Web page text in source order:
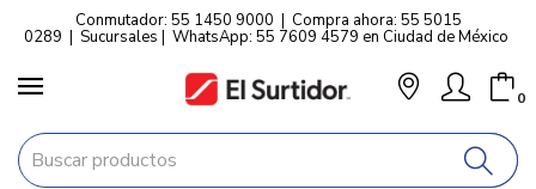
Conmutador: 55 1450 9000 | Compra ahora: 55 5015
0289 | Sucursales | WhatsApp: 55 7609 4579 en Ciudad de México
0